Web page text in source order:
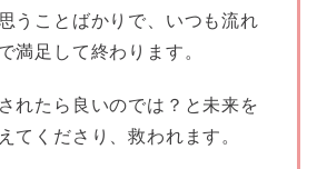
うことばかりで、いつも流れ
満足して終わります。
れたら良いのでは？と未来を
てくださり、救われます。